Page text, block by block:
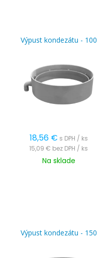
Výpust kondezátu - 100
18,56 € s DPH / ks
15,09 € bez DPH / ks
Na sklade
Výpust kondezátu - 150